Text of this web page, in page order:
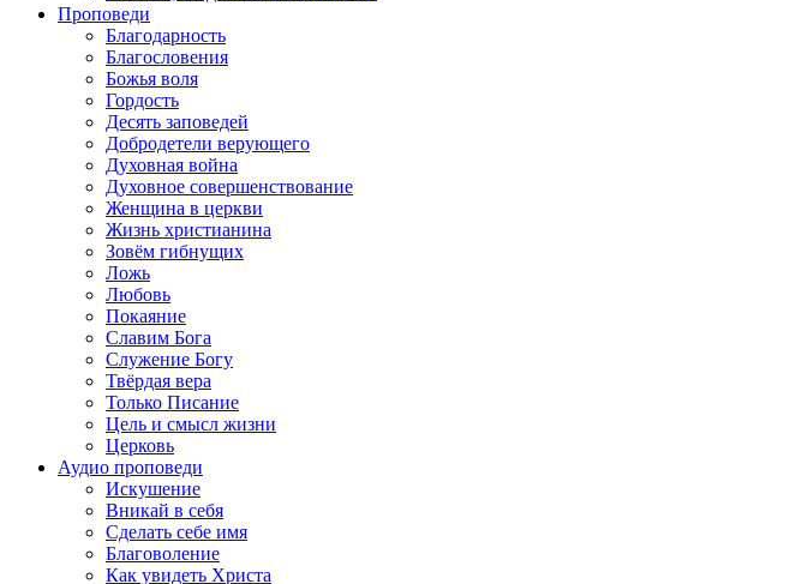
Проповеди
Благодарность
Благословения
Божья воля
Гордость
Десять заповедей
Добродетели верующего
Духовная война
Духовное совершенствование
Женщина в церкви
Жизнь христианина
Зовём гибнущих
Ложь
Любовь
Покаяние
Славим Бога
Служение Богу
Твёрдая вера
Только Писание
Цель и смысл жизни
Церковь
Аудио проповеди
Искушение
Вникай в себя
Сделать себе имя
Благоволение
Как увидеть Христа